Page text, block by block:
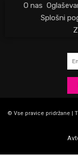
O nas
Splošni
© Vse pravice pridržane |